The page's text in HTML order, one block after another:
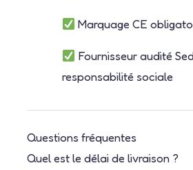
Marquage CE
Fournisseur audité
responsabilité sociale
Questions fréquentes
Quel est le délai de livraison ?